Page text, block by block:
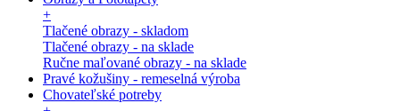
+
Tlačené obrazy - skladom
Tlačené obrazy - na sklade
Ručne maľované obrazy - na sklade
Pravé kožušiny - remeselná výroba
Chovateľské potreby